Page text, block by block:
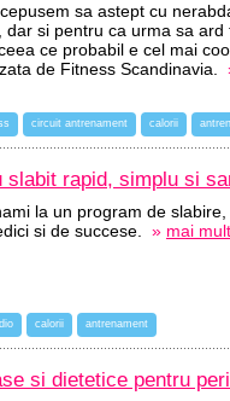
sa astept cu
dar si pentru ca urma sa
ce probabil e cel mai
de Fitness Scandinavia.
circuit antrenament calorii
slabit rapid, simplu si
la un program de
si de succese. » mai
calorii antrenament
si dietetice pentru